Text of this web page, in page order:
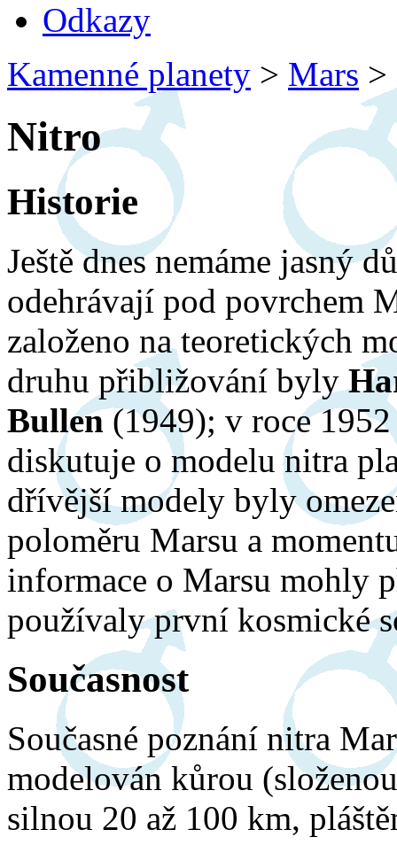
Odkazy
Kamenné planety > Mars >
Nitro
Historie
Ještě dnes nemáme jasný
odehrávají pod povrchem
založeno na teoretických
druhu přibližování byly
Bullen(1949); v roce
diskutuje o modelu nitra
dřívější modely byly
poloměru Marsu a
informace o Marsu mohly
používaly první kosmické
Současnost
Současné poznání nitra
modelován kůrou
silnou 20 až 100 km,